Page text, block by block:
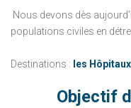
Nous devons dès
populations civiles en
Destinations : les
Objectif